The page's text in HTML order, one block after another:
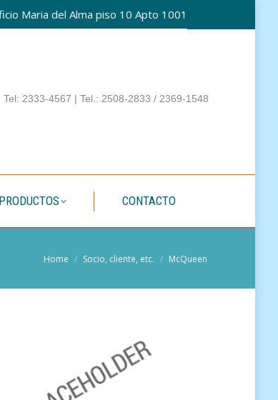
Maria del Alma piso 10 Apto 1001
Tel: 2333-4567 | Tel.: 2508-2833 / 2369-1548
PRODUCTOS CONTACTO
You are here:
Home Socio, cliente, etc. McQueen
PRODUCTOS CONTACTO